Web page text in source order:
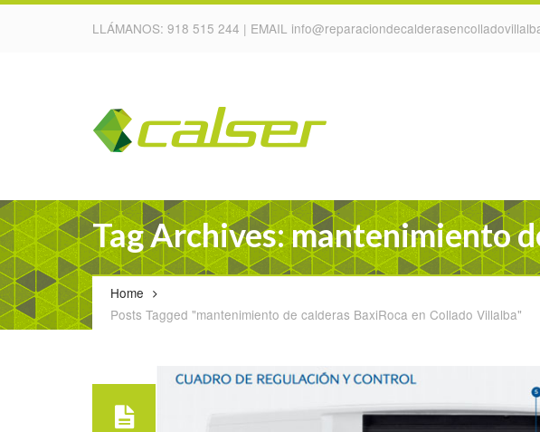
LLÁMANOS: 918 515 244 | EMAIL
Tag Archives: mantenimiento
Home
Posts Tagged "mantenimiento de calderas BaxiRoca en Collado Villalba"